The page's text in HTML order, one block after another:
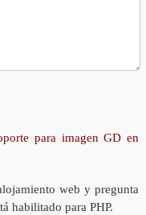
para imagen GD en
web y pregunta
habilitado para PHP.